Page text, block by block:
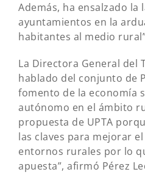
Además, ha ensalzado
ayuntamientos en la
habitantes al medio
La Directora General del
hablado del conjunto de
fomento de la economía
autónomo en el ámbito
propuesta de UPTA
las claves para mejorar
entornos rurales por lo
apuesta”, afirmó Pérez